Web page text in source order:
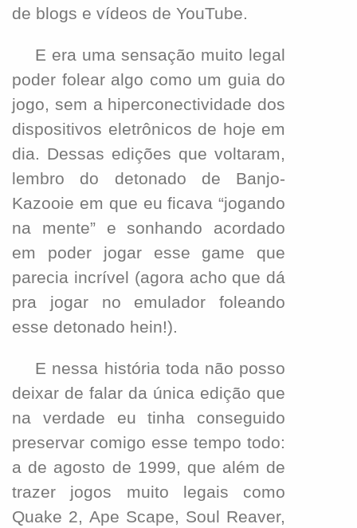
de blogs e vídeos de YouTube.
E era uma sensação muito legal
poder folear algo como um guia do
jogo, sem a hiperconectividade dos
dispositivos eletrônicos de hoje em
dia. Dessas edições que voltaram,
lembro do detonado de Banjo-
Kazooie em que eu ficava “jogando
na mente” e sonhando acordado
em poder jogar esse game que
parecia incrível (agora acho que dá
pra jogar no emulador foleando
esse detonado hein!).
E nessa história toda não posso
deixar de falar da única edição que
na verdade eu tinha conseguido
preservar comigo esse tempo todo:
a de agosto de 1999, que além de
trazer jogos muito legais como
Quake 2, Ape Scape, Soul Reaver,